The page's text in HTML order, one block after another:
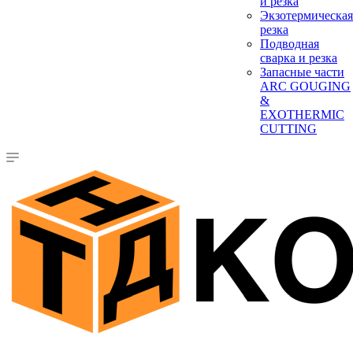
Экзотермическая
резка
Подводная
сварка и резка
Запасные части
ARC GOUGING
&
EXOTHERMIC
CUTTING